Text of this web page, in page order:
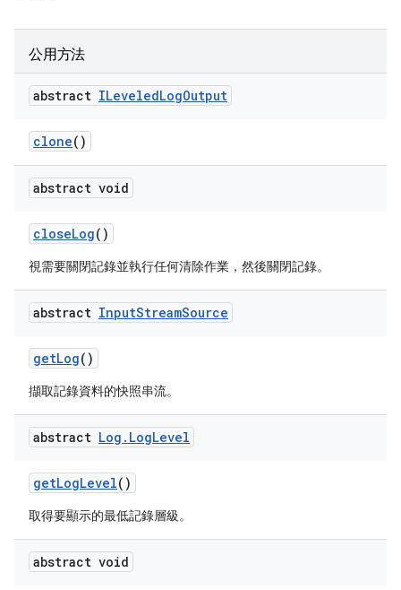
公用方法
abstract ILeveledLogOutput
clone()
abstract void
closeLog()
視需要關閉記錄並執行任何清除作業，然後關閉記錄。
abstract InputStreamSource
getLog()
擷取記錄資料的快照串流。
abstract Log . LogLevel
getLogLevel()
取得要顯示的最低記錄層級。
abstract void